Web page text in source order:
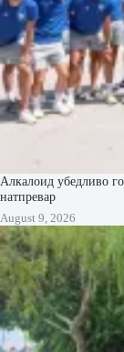
Алкалоид убедливо
натпревар
August 9, 2026